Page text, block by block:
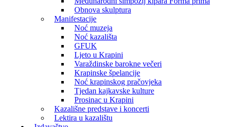
Obnova skulptura
Manifestacije
Noć muzeja
Noć kazališta
GFUK
Ljeto u Krapini
Varaždinske barokne večeri
Krapinske špelancije
Noć krapinskog pračovjeka
Tjedan kajkavske kulture
Prosinac u Krapini
Kazališne predstave i koncerti
Lektira u kazalištu